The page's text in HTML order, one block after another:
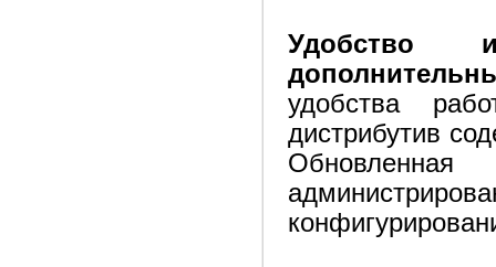
Удобство и
удобства
дистрибутив